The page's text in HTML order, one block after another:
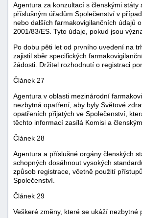
Agentura za konzultací s členskými
příslušným úřadům Společenství v
nebo dalších farmakovigilančních údajů
2001/83/ES. Tyto údaje, pokud jsou
Po dobu pěti let od prvního uvedení na
zajistil sběr specifických
žádosti. Držitel rozhodnutí o registraci
Článek 27
Agentura v oblasti mezinárodní
nezbytná opatření, aby byly Světové
opatřeních přijatých ve Společenství,
těchto informací zasílá Komisi a
Článek 28
Agentura a příslušné orgány členských
schopných dosáhnout vysokých
způsob registrace, včetně použití
Společenství.
Článek 29
Veškeré změny, které se ukáží